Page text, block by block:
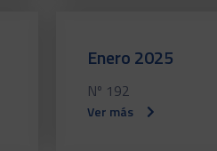
Enero 2025
Nº 192
Ver más